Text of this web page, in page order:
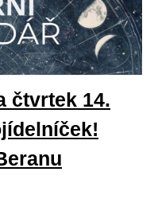
čtvrtek 14.